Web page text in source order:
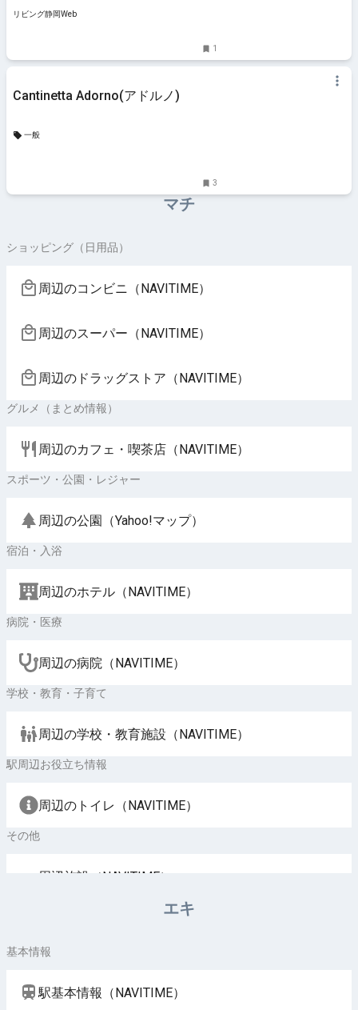
リビング静岡Web
1
Cantinetta Adorno(アドルノ)
一般
3
マチ
ショッピング（日用品）
周辺のコンビニ（NAVITIME）
周辺のスーパー（NAVITIME）
周辺のドラッグストア（NAVITIME）
グルメ（まとめ情報）
周辺のカフェ・喫茶店（NAVITIME）
スポーツ・公園・レジャー
周辺の公園（Yahoo!マップ）
宿泊・入浴
周辺のホテル（NAVITIME）
病院・医療
周辺の病院（NAVITIME）
学校・教育・子育て
周辺の学校・教育施設（NAVITIME）
駅周辺お役立ち情報
周辺のトイレ（NAVITIME）
その他
周辺施設（NAVITIME）
エキ
基本情報
駅基本情報（NAVITIME）